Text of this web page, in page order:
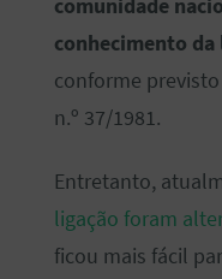
comunidade
conhecimento
conforme
n.º 37/1981.
Entretanto,
ligação foram
ficou mais fácil